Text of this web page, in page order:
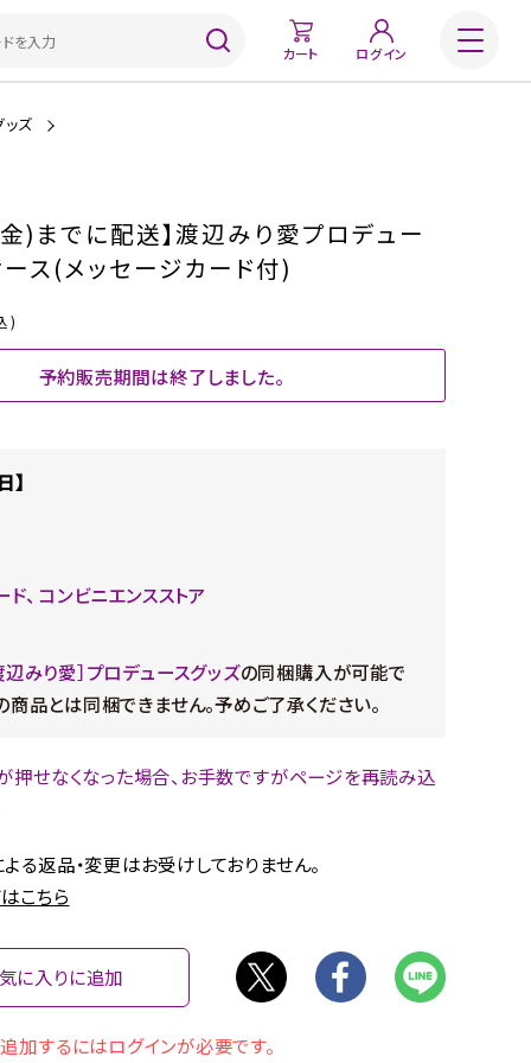
カート ログイン
ズ
)までに配送】渡辺みり愛プロデュー
ス(メッセージカード付)
)
予約販売期間は終了しました。
】
ド、 コンビニエンスストア
みり愛］プロデュースグッズの同梱購入が可能で
商品とは同梱できません。予めご了承ください。
押せなくなった場合、お手数ですがページを再読み込
る返品・変更はお受けしておりません。
こちら
に入りに追加
加するにはログインが必要です。